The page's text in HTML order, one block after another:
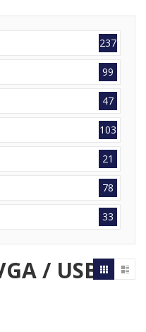
237
99
47
103
21
78
33
/ USB